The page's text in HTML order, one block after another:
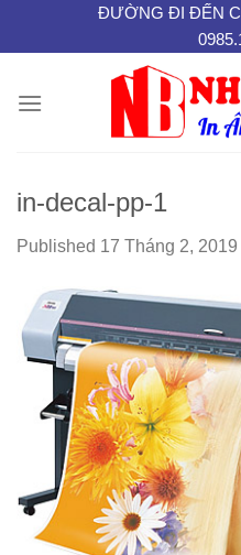
ĐƯỜNG ĐI ĐẾN
in-decal-pp-1
Published 17 Tháng 2, 2019